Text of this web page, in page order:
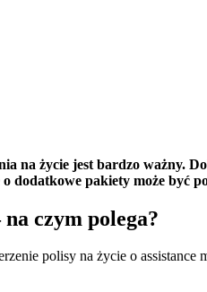
na życie jest bardzo ważny.
dodatkowe pakiety może być
czym polega?
polisy na życie o